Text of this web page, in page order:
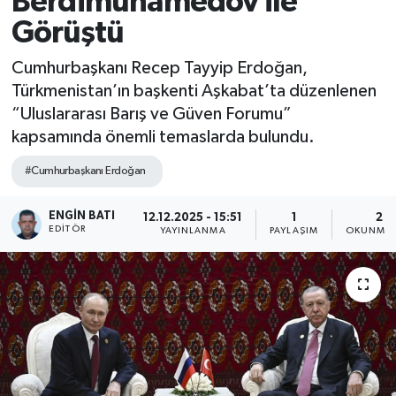
Görüştü
Cumhurbaşkanı Recep Tayyip Erdoğan,
Türkmenistan’ın başkenti Aşkabat’ta düzenlenen
“Uluslararası Barış ve Güven Forumu”
kapsamında önemli temaslarda bulundu.
#Cumhurbaşkanı Erdoğan
ENGIN BATI
EDITÖR
12.12.2025 - 15:51
YAYINLANMA PAYLAŞIM
2
OKUNMA